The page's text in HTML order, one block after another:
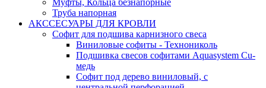
Муфты, Кольца безнапорные
Труба напорная
АКССЕСУАРЫ ДЛЯ КРОВЛИ
Софит для подшива карнизного свеса
Виниловые софиты - Технониколь
Подшивка свесов софитами Aquasystem Cu-
медь
Софит под дерево виниловый, с